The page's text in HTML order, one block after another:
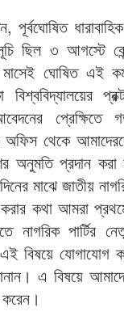
পূর্বঘোষিত
ছিল ৩ আগস্টে
ঘোষিত এই
অফিস থেকে
অনুমতি প্রদান
মাঝে জাতীয়
কথা আমরা
পার্টির
এই বিষয়ে যোগাযোগ
এ বিষয়ে